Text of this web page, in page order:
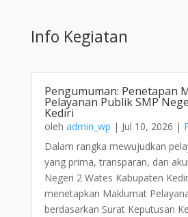
Info Kegiatan
Pengumuman: Penetapan
Pelayanan Publik SMP
Kediri
oleh admin_wp | Jul 10, 2026 |
Dalam rangka mewujudkan
yang prima, transparan, dan
Negeri 2 Wates Kabupaten
menetapkan Maklumat
berdasarkan Surat Keputusan